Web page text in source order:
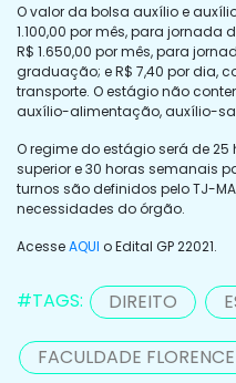
O valor da bolsa auxílio e
1.100,00 por mês, para jornada
R$ 1.650,00 por mês, para
graduação; e R$ 7,40 por dia,
transporte. O estágio não
auxílio-alimentação, auxílio-
O regime do estágio será de
superior e 30 horas semanais
turnos são definidos pelo TJ-
necessidades do órgão.
AcesseAQUI o Edital GP 22021.
#TAGS: DIREITO
FACULDADE FLORENCE